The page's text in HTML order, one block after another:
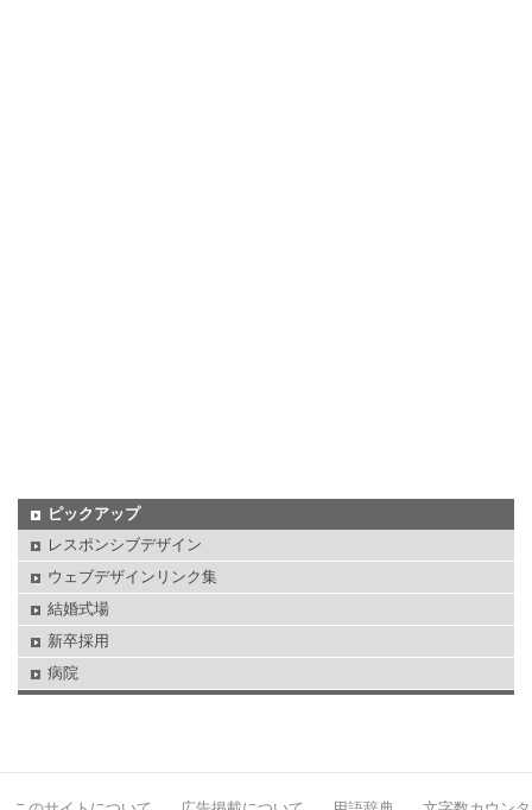
ピックアップ
レスポンシブデザイン
ウェブデザインリンク集
結婚式場
新卒採用
病院